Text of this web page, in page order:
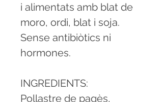
i alimentats amb blat de
moro, ordi, blat i soja.
Sense antibiòtics ni
hormones.
INGREDIENTS:
Pollastre de pagès,